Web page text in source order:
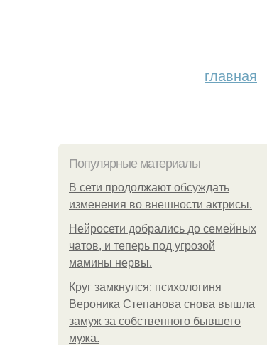
главная
Популярные материалы
В сети продолжают обсуждать
изменения во внешности актрисы.
Нейросети добрались до семейных
чатов, и теперь под угрозой
мамины нервы.
Круг замкнулся: психологиня
Вероника Степанова снова вышла
замуж за собственного бывшего
мужа.